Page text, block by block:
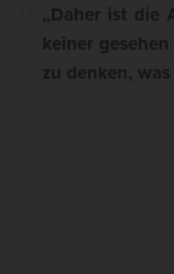
„Daher ist die
keiner
zu denken,